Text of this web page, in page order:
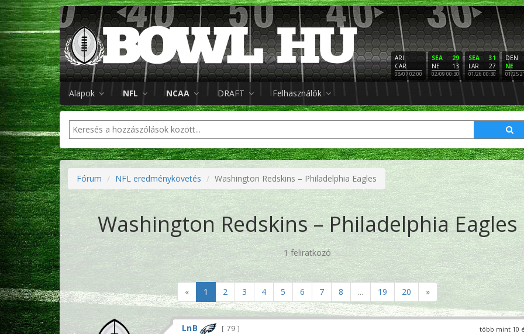
ARI
CAR
08/07 02:00
29
SEA
13
NE
02/09 00:30
31
SEA
27
LAR
01/26 00:30
DEN
NE
01/25
Alapok NFL NCAA DRAFT Felhasználók
Fórum NFL eredménykövetés Washington Redskins – Philadelphia Eagles
Washington Redskins – Philadelphia Eagles
1 feliratkozó
« 1 2 3 4 5 6 7 8 ... 19 20 »
több mint 10
LnB 79